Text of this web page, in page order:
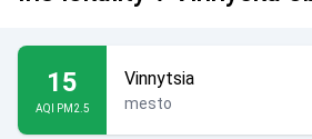
15
AQI PM2.5
Vinnytsia
mesto